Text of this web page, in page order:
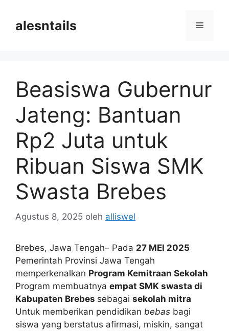
alesntails Menu
Beasiswa Gubernur
Jateng: Bantuan
Rp2 Juta untuk
Ribuan Siswa SMK
Swasta Brebes
Agustus 8, 2025 oleh alliswel
Brebes, Jawa Tengah– Pada 27 MEI 2025
Pemerintah Provinsi Jawa Tengah
memperkenalkan Program Kemitraan Sekolah
Program membuatnya empat SMK swasta di
Kabupaten Brebes sebagai sekolah mitra
Untuk memberikan pendidikan bebas bagi
siswa yang berstatus afirmasi, miskin, sangat